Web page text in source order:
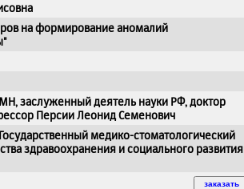
на формирование аномалий
заслуженный деятель науки РФ, доктор
Персии Леонид Семенович
медико-стоматологический
здравоохранения и социального развития